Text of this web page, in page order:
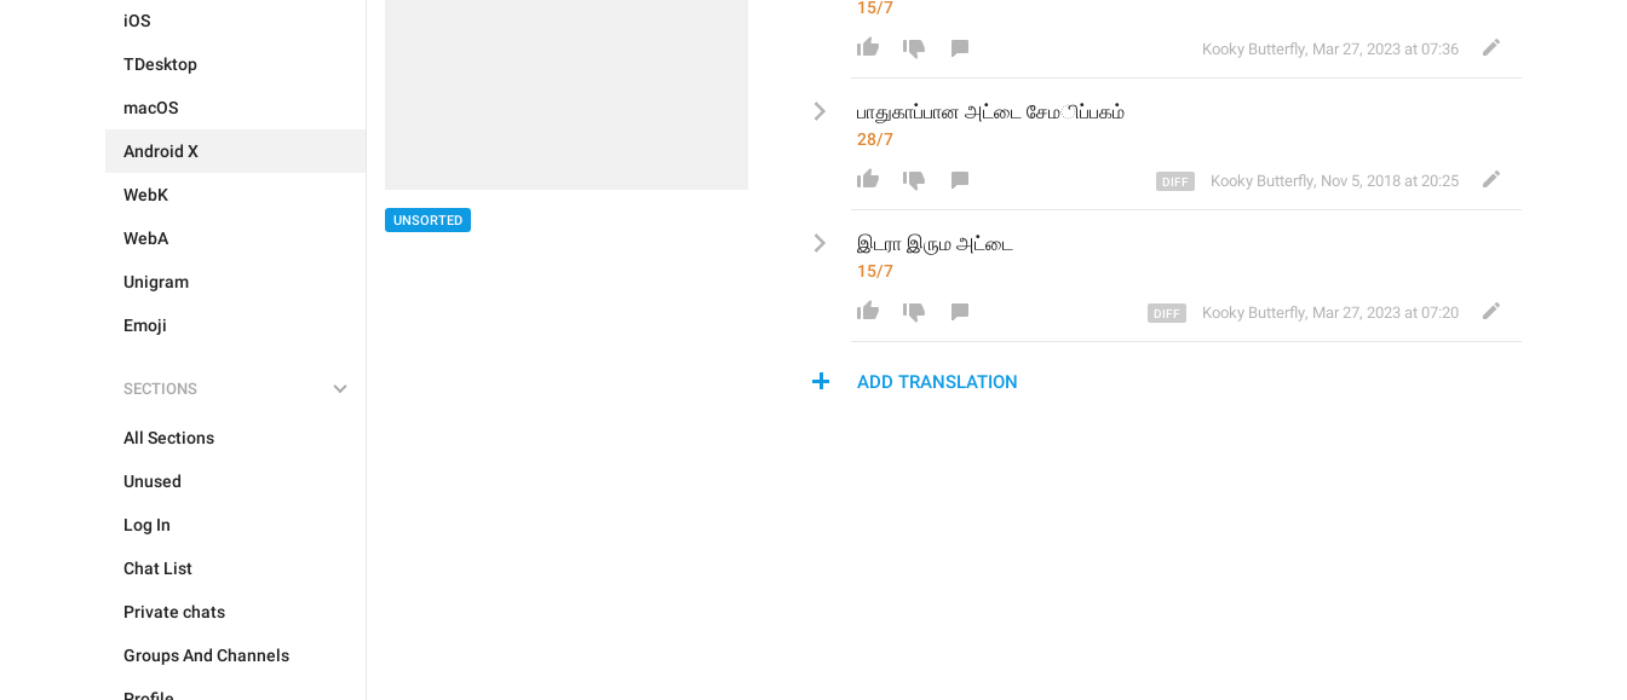
iOS
TDesktop
macOS
Android X
WebK
WebA
Unigram
Emoji
SECTIONS
All Sections
Unused
Log In
Chat List
Private chats
Groups And Channels
UNSORTED
15/7
Kooky Butterfly, Mar 27, 2023 at 07:36
பாதுகாப்பான அட்டை சேம ிப்பகம்
28/7
Kooky Butterfly, Nov 5, 2018 at 20:25
இடரா இரும அட்டை
15/7
Kooky Butterfly, Mar 27, 2023 at 07:20
ADD TRANSLATION